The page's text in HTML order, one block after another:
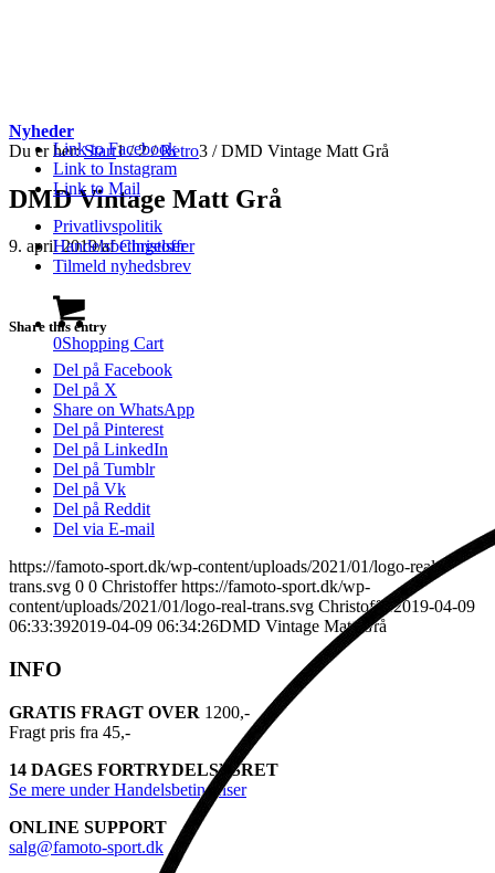
Link to Facebook
Link to Instagram
Link to Mail
Privatlivspolitik
Handelsbetingelser
Tilmeld nyhedsbrev
0Shopping Cart
Nyheder
Du er her: Start1 / 2 / Retro3 / DMD Vintage Matt Grå
DMD Vintage Matt Grå
9. april 2019/afChristoffer
Share this entry
Del på Facebook
Del på X
Share on WhatsApp
Del på Pinterest
Del på LinkedIn
Del på Tumblr
Del på Vk
Del på Reddit
Del via E-mail
https://famoto-sport.dk/wp-content/uploads/2021/01/logo-real-
trans.svg 0 0 Christoffer https://famoto-sport.dk/wp-
content/uploads/2021/01/logo-real-trans.svg Christoffer2019-04-09
06:33:392019-04-09 06:34:26DMD Vintage Matt Grå
INFO
GRATIS FRAGT OVER 1200,-
Fragt pris fra 45,-
14 DAGES FORTRYDELSESRET
Se mere under Handelsbetingelser
ONLINE SUPPORT
salg@famoto-sport.dk